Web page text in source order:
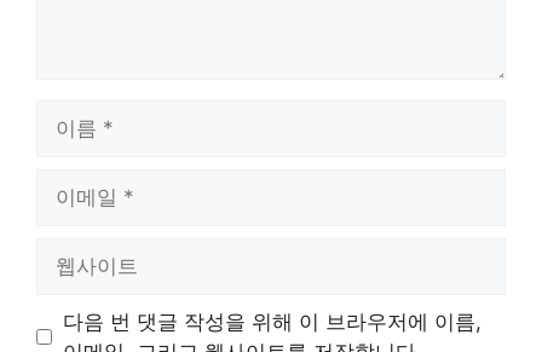
트
다음 번 댓글 작성을 위해 이 브라우저에 이름,